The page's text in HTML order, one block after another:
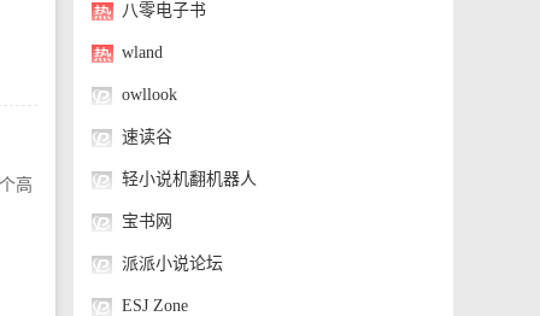
高
八零电子书
wland
owllook
速读谷
轻小说机翻机器人
宝书网
派派小说论坛
ESJ Zone